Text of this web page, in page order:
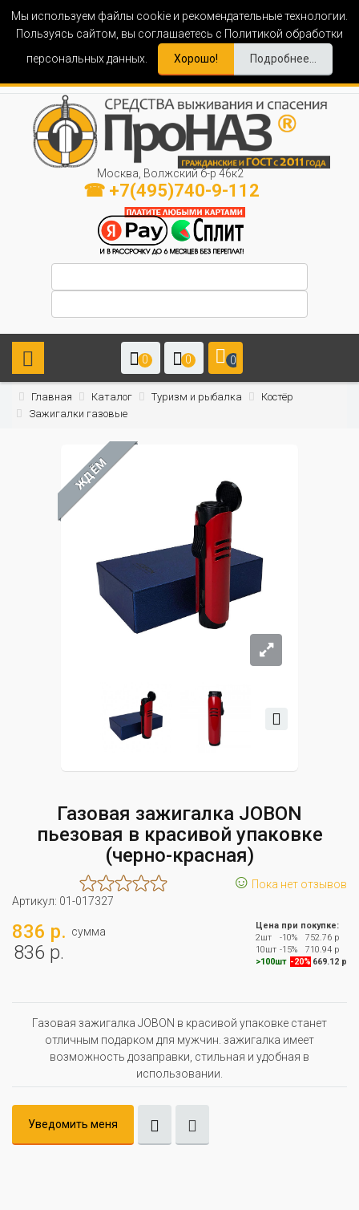
Мы используем файлы cookie и рекомендательные технологии.
Пользуясь сайтом, вы соглашаетесь с Политикой обработки
персональных данных.
Хорошо! Подробнее...
Москва, Волжский б-р 46к2
☎ +7(495)740-9-112
0 0 0
Главная Каталог Туризм и рыбалка
Костёр
Зажигалки газовые
ЖДЁМ
Газовая зажигалка JOBON
пьезовая в красивой упаковке
(черно-красная)
☺ Пока нет отзывов
Артикул: 01-017327
836 р. сумма
836 р.
Цена при покупке:
2шт
-10%
752.76 р
10шт -15%
710.94 р
>100шт -20% 669.12 р
Газовая зажигалка JOBON в красивой упаковке станет
отличным подарком для мужчин. зажигалка имеет
возможность дозаправки, стильная и удобная в
использовании.
Уведомить меня